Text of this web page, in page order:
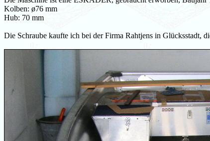
Kolben: ø76 mm
Hub: 70 mm
Die Schraube kaufte ich bei der Firma Rahtjens in Glücksstadt,